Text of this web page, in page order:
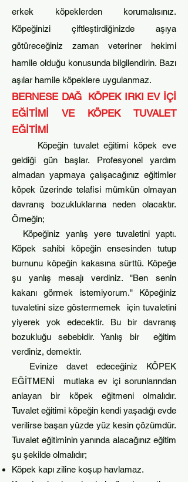
erkek köpeklerden korumalısınız.
Köpeğinizi çiftleştirdiğinizde aşıya
götüreceğiniz zaman veteriner hekimi
hamile olduğu konusunda bilgilendirin. Bazı
aşılar hamile köpeklere uygulanmaz.
BERNESE DAĞ KÖPEK IRKI EV İÇİ
EĞİTİMİ VE KÖPEK TUVALET
EĞİTİMİ
Köpeğin tuvalet eğitimi köpek eve
geldiği gün başlar. Profesyonel yardım
almadan yapmaya çalışacağınız eğitimler
köpek üzerinde telafisi mümkün olmayan
davranış bozukluklarına neden olacaktır.
Örneğin;
Köpeğiniz yanlış yere tuvaletini yaptı.
Köpek sahibi köpeğin ensesinden tutup
burnunu köpeğin kakasına sürttü. Köpeğe
şu yanlış mesajı verdiniz. "Ben senin
kakanı görmek istemiyorum." Köpeğiniz
tuvaletini size göstermemek için tuvaletini
yiyerek yok edecektir. Bu bir davranış
bozukluğu sebebidir. Yanlış bir eğitim
verdiniz, demektir.
Evinize davet edeceğiniz KÖPEK
EĞİTMENİ mutlaka ev içi sorunlarından
anlayan bir köpek eğitmeni olmalıdır.
Tuvalet eğitimi köpeğin kendi yaşadığı evde
verilirse başarı yüzde yüz kesin çözümdür.
Tuvalet eğitiminin yanında alacağınız eğitim
şu şekilde olmalıdır;
Köpek kapı ziline koşup havlamaz.